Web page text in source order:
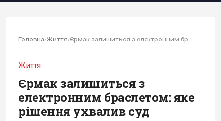
Головна›Життя›
Життя
Єрмак залишиться з
електронним браслетом: яке
рішення ухвалив суд